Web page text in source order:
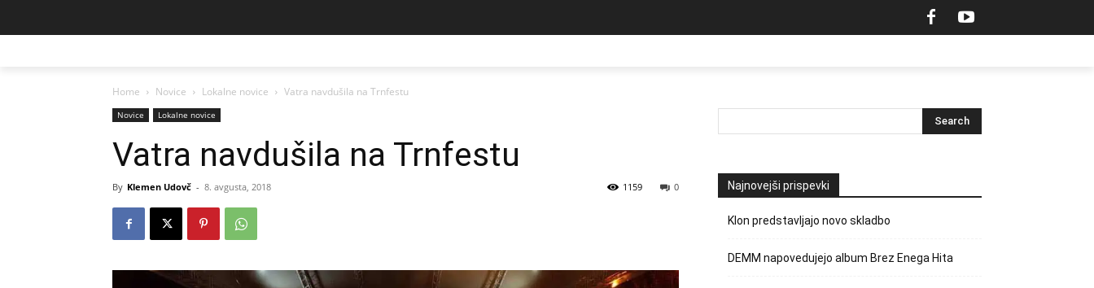
Home Novice Lokalne novice Vatra navdušila na Trnfestu
Novice Lokalne novice
Vatra navdušila na Trnfestu
By Klemen Udovč - 8. avgusta, 2018 0
1159 Najnovejši prispevki
Klon predstavljajo novo skladbo
DEMM napovedujejo album Brez Enega Hita